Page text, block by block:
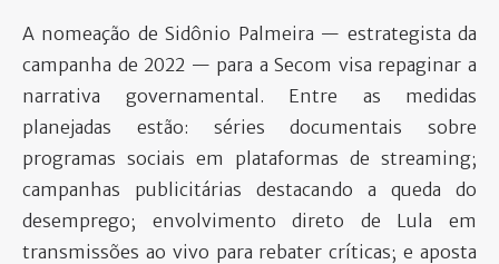
A nomeação de Sidônio Palmeira — estrategista da
campanha de 2022 — para a Secom visa repaginar a
narrativa governamental. Entre as medidas
planejadas estão: séries documentais sobre
programas sociais em plataformas de streaming;
campanhas publicitárias destacando a queda do
desemprego; envolvimento direto de Lula em
transmissões ao vivo para rebater críticas; e aposta